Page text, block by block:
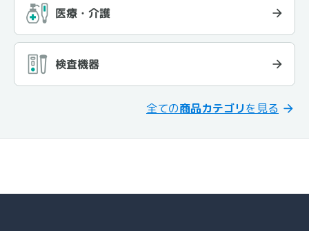
医療・介護
検査機器
全ての商品カテゴリを見る